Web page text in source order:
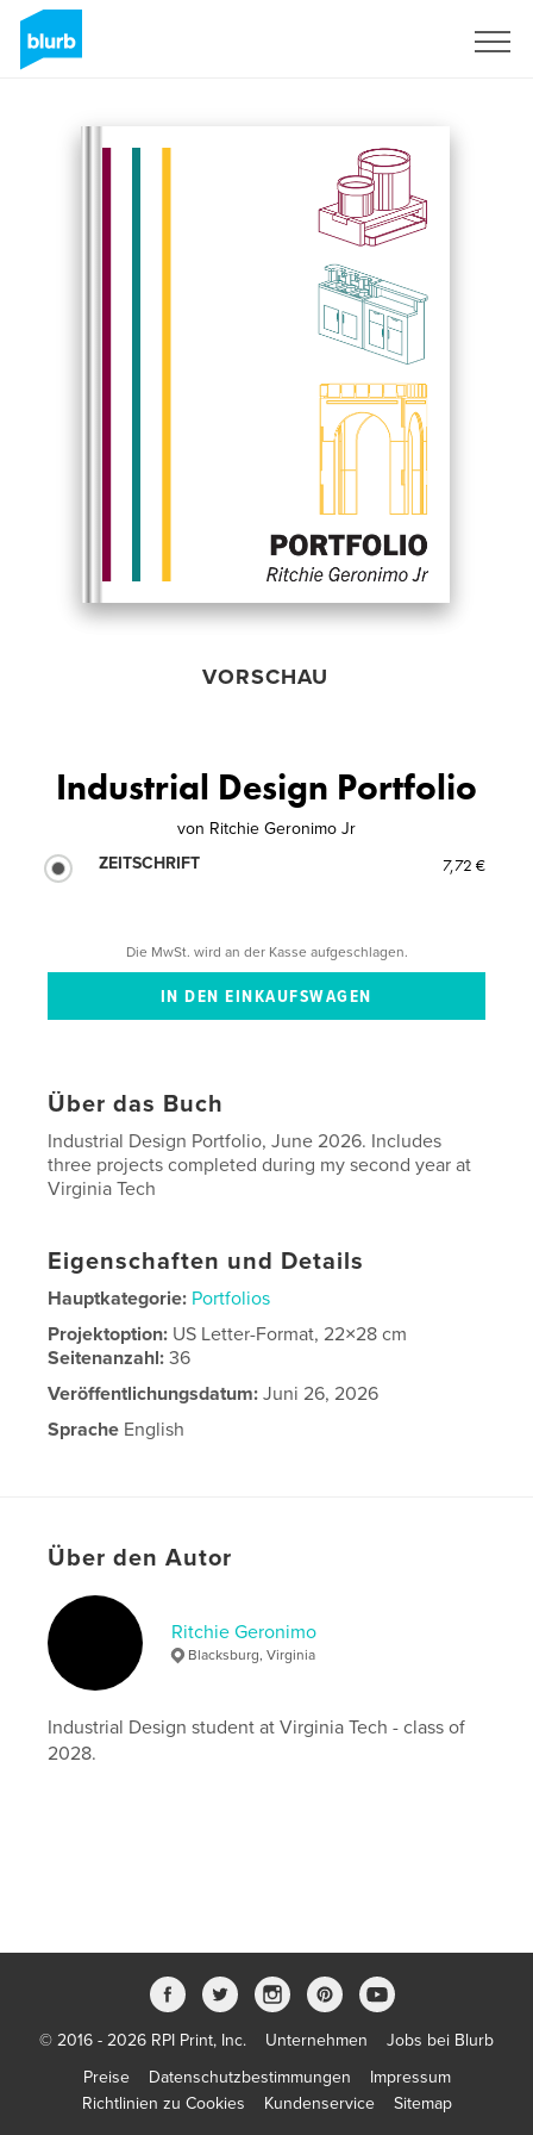
VORSCHAU
Industrial Design Portfolio
von Ritchie Geronimo Jr
ZEITSCHRIFT
7,72 €
Die MwSt. wird an der Kasse aufgeschlagen.
Über das Buch
Industrial Design Portfolio, June 2026. Includes
three projects completed during my second year at
Virginia Tech
Eigenschaften und Details
Hauptkategorie: Portfolios
Projektoption: US Letter-Format, 22×28 cm
Seitenanzahl:36
Veröffentlichungsdatum: Juni 26, 2026
Sprache English
Über den Autor
Ritchie Geronimo
Blacksburg, Virginia
Industrial Design student at Virginia Tech - class of
2028.
© 2016 - 2026 RPI Print, Inc. Unternehmen
Jobs bei Blurb
Preise
Datenschutzbestimmungen
Impressum
Richtlinien zu Cookies
Kundenservice Sitemap